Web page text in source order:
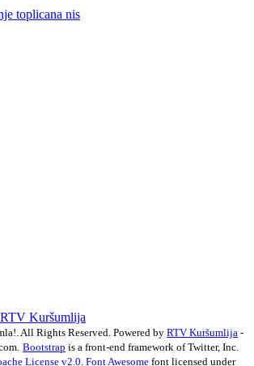
RTV Kuršumlija
All Rights Reserved. Powered by RTV Kuršumlija -
Bootstrap is a front-end framework of Twitter, Inc.
License v2.0 Font Awesome font licensed under